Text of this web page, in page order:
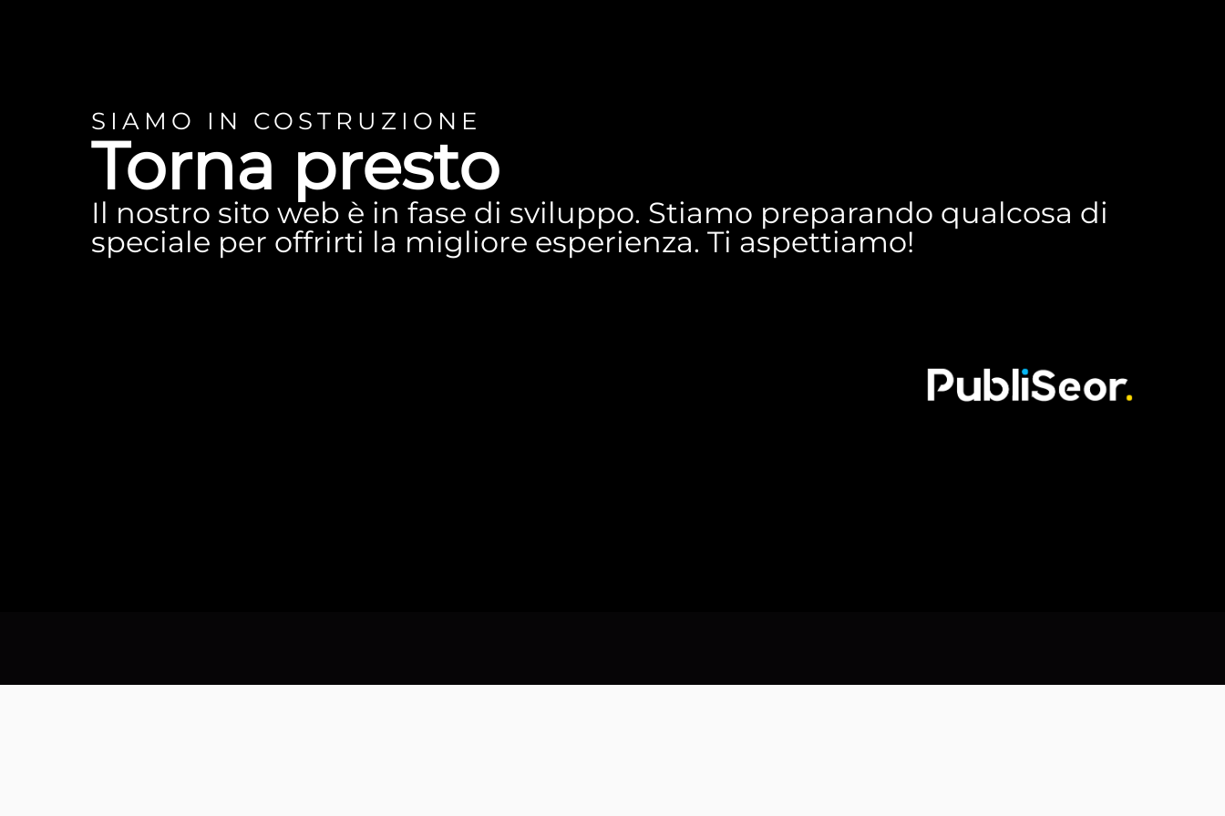
SIAMO IN COSTRUZIONE
Torna presto
Il nostro sito web è in fase di sviluppo. Stiamo preparando qualcosa di
speciale per offrirti la migliore esperienza. Ti aspettiamo!